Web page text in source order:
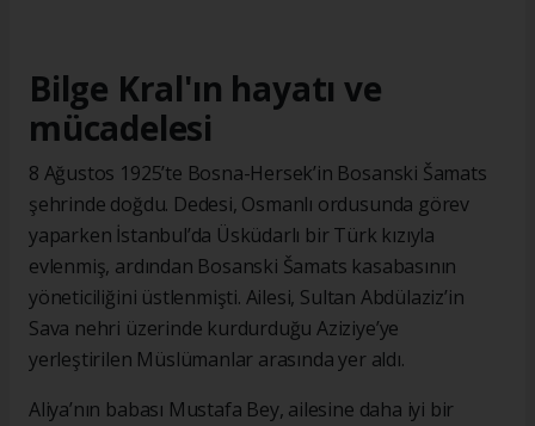
Bilge Kral'ın hayatı ve
mücadelesi
8 Ağustos 1925’te Bosna-Hersek’in Bosanski Šamats
şehrinde doğdu. Dedesi, Osmanlı ordusunda görev
yaparken İstanbul’da Üsküdarlı bir Türk kızıyla
evlenmiş, ardından Bosanski Šamats kasabasının
yöneticiliğini üstlenmişti. Ailesi, Sultan Abdülaziz’in
Sava nehri üzerinde kurdurduğu Aziziye’ye
yerleştirilen Müslümanlar arasında yer aldı.
Aliya’nın babası Mustafa Bey, ailesine daha iyi bir